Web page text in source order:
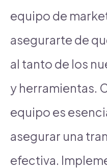
equipo de
asegurarte de
al tanto de los
y herramientas.
equipo es
asegurar una
efectiva.